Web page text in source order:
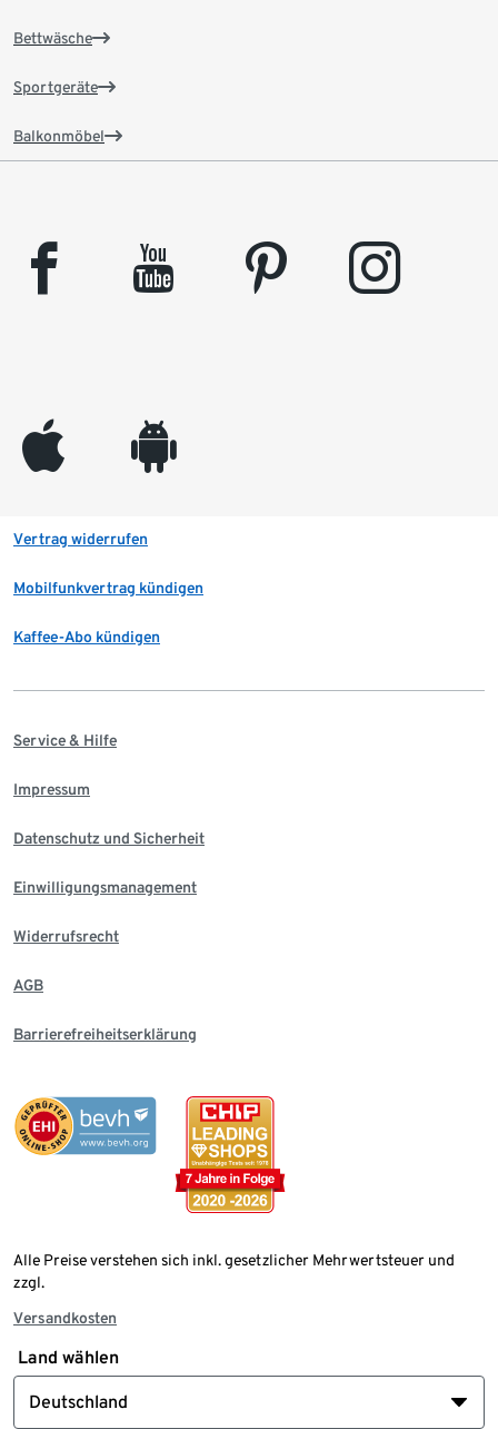
Bettwäsche
Sportgeräte
Balkonmöbel
facebook youtube pinterest instagram
appleinc android
Vertrag widerrufen
Mobilfunkvertrag kündigen
Kaffee-Abo kündigen
Service & Hilfe
Impressum
Datenschutz und Sicherheit
Einwilligungsmanagement
Widerrufsrecht
AGB
Barrierefreiheitserklärung
Alle Preise verstehen sich inkl. gesetzlicher Mehrwertsteuer und
zzgl.
Versandkosten
Land wählen
Deutschland